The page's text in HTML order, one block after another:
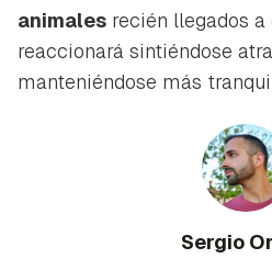
animales recién llegados
reaccionará sintiéndose
manteniéndose más
Sergio